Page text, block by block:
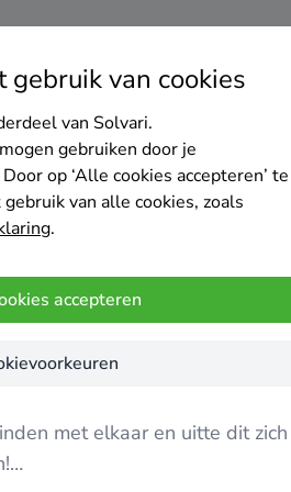
gebruik van cookies
van Solvari.
gebruiken door je
op ‘Alle cookies accepteren’ te
van alle cookies, zoals
.
accepteren
AIRCO-TEC
elkaar leren kennen toen
met elkaar en uitte dit